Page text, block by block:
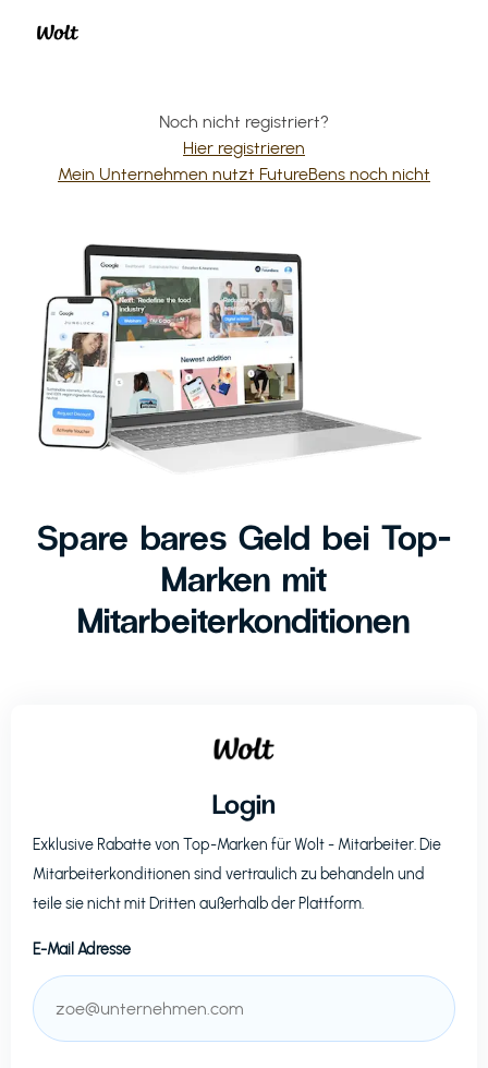
Noch nicht registriert?
Hier registrieren
Mein Unternehmen nutzt FutureBens noch nicht
Spare bares Geld bei Top-
Marken mit
Mitarbeiterkonditionen
Login
Exklusive Rabatte von Top-Marken fürWolt- Mitarbeiter. Die
Mitarbeiterkonditionen sind vertraulich zu behandeln und
teile sie nicht mit Dritten außerhalb der Plattform.
E-Mail Adresse